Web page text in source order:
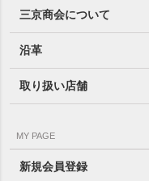
三京商会について
沿革
取り扱い店舗
MY PAGE
新規会員登録